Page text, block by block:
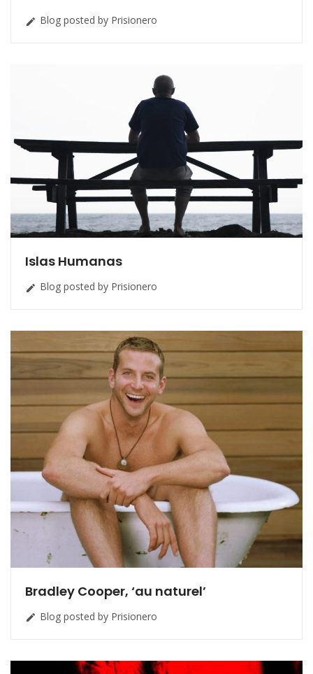
 Blog posted by Prisionero
Islas Humanas
 Blog posted by Prisionero
Bradley Cooper, ‘au naturel’
 Blog posted by Prisionero